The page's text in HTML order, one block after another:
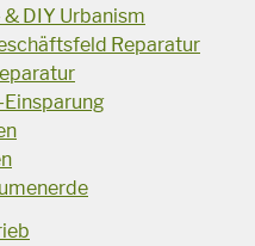
DIY Urbanism
Reparatur
Einsparung